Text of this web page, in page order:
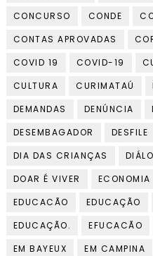
CONCURSO
CONDE
CONTAS APROVADAS
COVID 19
COVID-19
CULTURA
CURIMATAÚ
DEMANDAS
DENÚNCIA
DESEMBAGADOR
DESFILE
DIA DAS CRIANÇAS
DOAR É VIVER
ECONOMIA
EDUCACÃO
EDUCAÇÃO
EDUCAÇÃO.
EFUCACÃO
EM BAYEUX
EM CAMPINA